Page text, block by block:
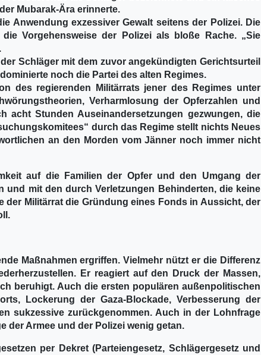
Mubarak-Ära erinnerte.
Anwendung exzessiver Gewalt seitens der Polizei. Die
Vorgehensweise der Polizei als bloße Rache. „Sie
Schläger mit dem zuvor angekündigten Gerichtsurteil
noch die Partei des alten Regimes.
des regierenden Militärrats jener des Regimes unter
Verharmlosung der Opferzahlen und
acht Stunden Auseinandersetzungen gezwungen, die
durch das Regime stellt nichts Neues
an den Morden vom Jänner noch immer nicht
auf die Familien der Opfer und den Umgang der
und mit den durch Verletzungen Behinderten, die keine
der Militärrat die Gründung eines Fonds in Aussicht, der
Maßnahmen ergriffen. Vielmehr nützt er die Differenz
Er reagiert auf den Druck der Massen,
beruhigt. Auch die ersten populären außenpolitischen
Lockerung der Gaza-Blockade, Verbesserung der
sukzessive zurückgenommen. Auch in der Lohnfrage
der Armee und der Polizei wenig getan.
per Dekret (Parteiengesetz, Schlägergesetz und